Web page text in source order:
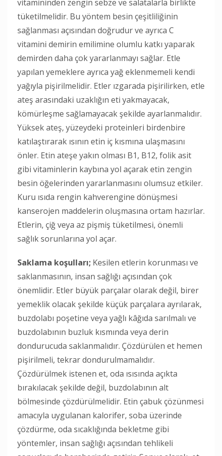
vitamininden zengin sebze ve salatalarla birlikte
tüketilmelidir. Bu yöntem besin çeşitliliğinin
sağlanması açısından doğrudur ve ayrıca C
vitamini demirin emilimine olumlu katkı yaparak
demirden daha çok yararlanmayı sağlar. Etle
yapılan yemeklere ayrıca yağ eklenmemeli kendi
yağıyla pişirilmelidir. Etler ızgarada pişirilirken, etle
ateş arasındaki uzaklığın eti yakmayacak,
kömürleşme sağlamayacak şekilde ayarlanmalıdır.
Yüksek ateş, yüzeydeki proteinleri birdenbire
katılaştırarak ısının etin iç kısmına ulaşmasını
önler. Etin ateşe yakın olması B1, B12, folik asit
gibi vitaminlerin kaybına yol açarak etin zengin
besin öğelerinden yararlanmasını olumsuz etkiler.
Kuru ısıda rengin kahverengine dönüşmesi
kanserojen maddelerin oluşmasına ortam hazırlar.
Etlerin, çiğ veya az pişmiş tüketilmesi, önemli
sağlık sorunlarına yol açar.
Saklama koşulları; Kesilen etlerin korunması ve
saklanmasının, insan sağlığı açısından çok
önemlidir. Etler büyük parçalar olarak değil, birer
yemeklik olacak şekilde küçük parçalara ayrılarak,
buzdolabı poşetine veya yağlı kâğıda sarılmalı ve
buzdolabının buzluk kısmında veya derin
dondurucuda saklanmalıdır. Çözdürülen et hemen
pişirilmeli, tekrar dondurulmamalıdır.
Çözdürülmek istenen et, oda ısısında açıkta
bırakılacak şekilde değil, buzdolabının alt
bölmesinde çözdürülmelidir. Etin çabuk çözünmesi
amacıyla uygulanan kalorifer, soba üzerinde
çözdürme, oda sıcaklığında bekletme gibi
yöntemler, insan sağlığı açısından tehlikeli